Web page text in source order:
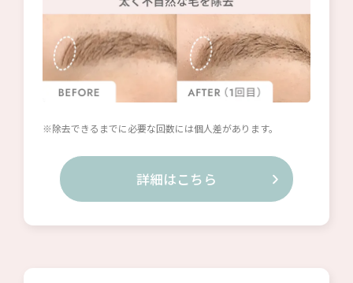
※除去できるまでに必要な回数には個人差があります。
詳細はこちら